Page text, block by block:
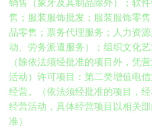
销售（象牙及其制品除外）；软
售；服装服饰批发；服装服饰零
品零售；票务代理服务；人力资
动、劳务派遣服务）；组织文化艺
（除依法须经批准的项目外，凭
活动）许可项目：第二类增值电
经营。（依法须经批准的项目，
经营活动，具体经营项目以相关
准）